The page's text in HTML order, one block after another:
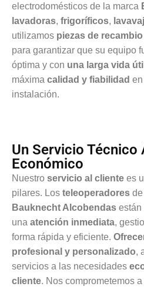
electrodomésticos de la marca
lavadoras, frigoríficos,
utilizamos piezas de
para garantizar que su equipo
óptima y con una larga vida útil
máxima calidad y fiabilidad
instalación.
Un Servicio Técnico
Económico
Nuestro servicio al cliente es
pilares. Los teleoperadores de
Bauknecht Alcobendas están
una atención inmediata,
forma rápida y eficiente.
profesional y personalizado,
servicios a las necesidades
cliente. Nos comprometemos